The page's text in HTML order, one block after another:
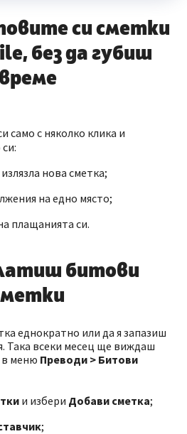
си сметки
без да губиш
време
само с няколко клика и
нова сметка;
на едно мястo;
плащанията си.
битови
еднократно или да я запазиш
Така всеки месец ще виждаш
в меню Преводи > Битови
и избери Добави сметка;
;